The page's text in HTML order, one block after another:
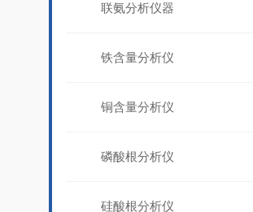
联氨分析仪器
铁含量分析仪
铜含量分析仪
磷酸根分析仪
硅酸根分析仪